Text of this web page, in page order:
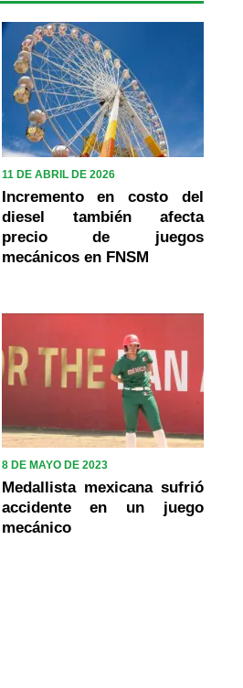
11 DE ABRIL DE 2026
Incremento en costo del
diesel también afecta
precio de juegos
mecánicos en FNSM
8 DE MAYO DE 2023
Medallista mexicana sufrió
accidente en un juego
mecánico